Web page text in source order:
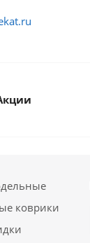
коврики